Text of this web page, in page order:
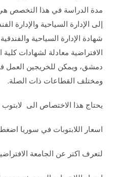
إلى الإدارة السياحية والإدارة
شهادة الإدارة السياحية
الافتراضية معادلة لشهادات
دمشق، ويمكن للخريجين العمل
ومختلف القطاعات ذات الصلة.
يحتاج هذا الاختصاص الى لابتوب
اسعار اللابتوبات في سوريا اضغط
لتعرف اكتر عن الجامعة